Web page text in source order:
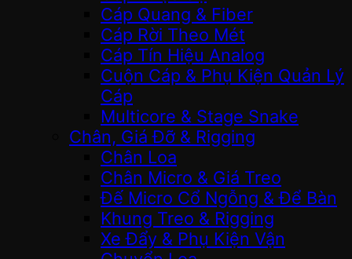
Cáp Quang & Fiber
Cáp Rời Theo Mét
Cáp Tín Hiệu Analog
Cuộn Cáp & Phụ Kiện Quản Lý
Cáp
Multicore & Stage Snake
Chân, Giá Đỡ & Rigging
Chân Loa
Chân Micro & Giá Treo
Đế Micro Cổ Ngỗng & Để Bàn
Khung Treo & Rigging
Xe Đẩy & Phụ Kiện Vận